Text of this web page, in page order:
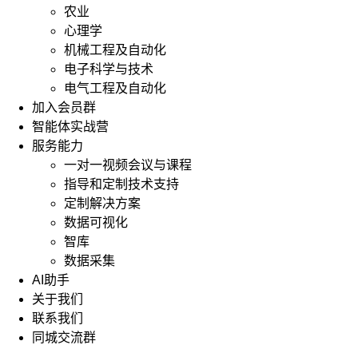
农业
心理学
机械工程及自动化
电子科学与技术
电气工程及自动化
加入会员群
智能体实战营
服务能力
一对一视频会议与课程
指导和定制技术支持
定制解决方案
数据可视化
智库
数据采集
AI助手
关于我们
联系我们
同城交流群